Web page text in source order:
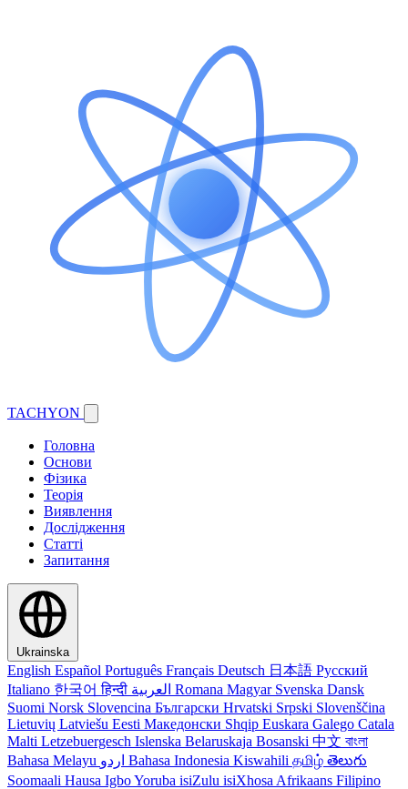
TACHYON
Головна
Основи
Фізика
Теорія
Виявлення
Дослідження
Статті
Запитання
Ukrainska
English Español Português Français Deutsch 日本語 Русский
Italiano 한국어हिन्दी Romana Magyar Svenska Dansk
Suomi Norsk Slovencina Български Hrvatski Srpski Slovenščina
Lietuvių Latviešu Eesti Македонски Shqip Euskara Galego Catala
Malti Letzebuergesch Islenska Belaruskaja Bosanski 中文 বাংলা
Bahasa Melayu
Bahasa Indonesia Kiswahili தமிழ் తెలుగు
Soomaali Hausa IgboYoruba isiZulu isiXhosa Afrikaans Filipino